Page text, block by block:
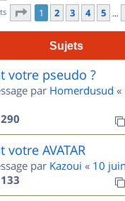
Page 1sur 115
1 2 3 4 5 …
Sujets
votre pseudo ?
par Homerdusud «
290
votre AVATAR
par Kazoui « 10
133